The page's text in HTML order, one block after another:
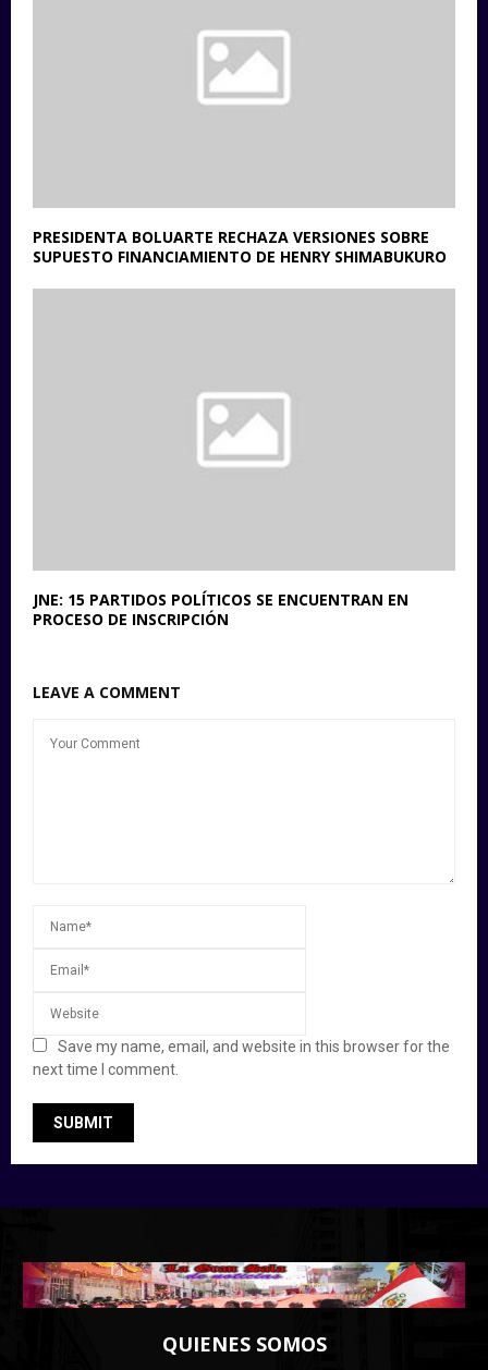
PRESIDENTA BOLUARTE RECHAZA VERSIONES SOBRE
SUPUESTO FINANCIAMIENTO DE HENRY SHIMABUKURO
JNE: 15 PARTIDOS POLÍTICOS SE ENCUENTRAN EN
PROCESO DE INSCRIPCIÓN
LEAVE A COMMENT
Save my name, email, and website in this browser for the
next time I comment.
QUIENES SOMOS